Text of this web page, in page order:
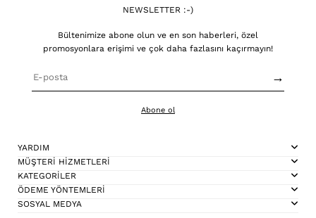
NEWSLETTER :-)
Bültenimize abone olun ve en son haberleri, özel
promosyonlara erişimi ve çok daha fazlasını kaçırmayın!
→
Abone ol
YARDIM
MÜŞTERİ HİZMETLERİ
KATEGORİLER
ÖDEME YÖNTEMLERİ
SOSYAL MEDYA